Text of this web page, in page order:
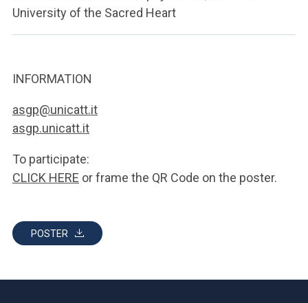
University of the Sacred Heart
INFORMATION
asgp@unicatt.it
asgp.unicatt.it
To participate:
CLICK HERE or frame the QR Code on the poster.
POSTER